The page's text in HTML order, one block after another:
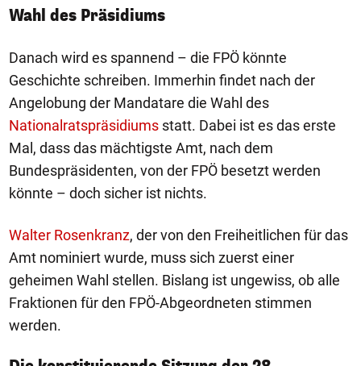
Wahl des Präsidiums
Danach wird es spannend – die FPÖ könnte
Geschichte schreiben. Immerhin findet nach der
Angelobung der Mandatare die Wahl des
Nationalratspräsidiums statt. Dabei ist es das erste
Mal, dass das mächtigste Amt, nach dem
Bundespräsidenten, von der FPÖ besetzt werden
könnte – doch sicher ist nichts.
Walter Rosenkranz, der von den Freiheitlichen für das
Amt nominiert wurde, muss sich zuerst einer
geheimen Wahl stellen. Bislang ist ungewiss, ob alle
Fraktionen für den FPÖ-Abgeordneten stimmen
werden.